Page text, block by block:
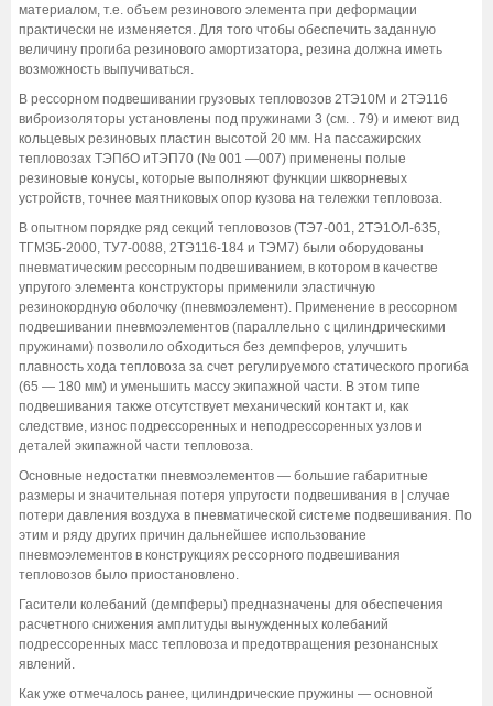
материалом, т.е. объем резинового элемента при деформации
практически не изменяется. Для того чтобы обеспечить заданную
величину прогиба резинового амортизатора, резина должна иметь
возможность выпучиваться.
В рессорном подвешивании грузовых тепловозов 2ТЭ10М и 2ТЭ116
виброизоляторы установлены под пружинами 3 (см. . 79) и имеют вид
кольцевых резиновых пластин высотой 20 мм. На пассажирских
тепловозах ТЭПбО иТЭП70 (№ 001 —007) применены полые
резиновые конусы, которые выполняют функции шкворневых
устройств, точнее маятниковых опор кузова на тележки тепловоза.
В опытном порядке ряд секций тепловозов (ТЭ7-001, 2ТЭ1ОЛ-635,
ТГМЗБ-2000, ТУ7-0088, 2ТЭ116-184 и ТЭМ7) были оборудованы
пневматическим рессорным подвешиванием, в котором в качестве
упругого элемента конструкторы применили эластичную
резинокордную оболочку (пневмоэлемент). Применение в рессорном
подвешивании пневмоэлементов (параллельно с цилиндрическими
пружинами) позволило обходиться без демпферов, улучшить
плавность хода тепловоза за счет регулируемого статического прогиба
(65 — 180 мм) и уменьшить массу экипажной части. В этом типе
подвешивания также отсутствует механический контакт и, как
следствие, износ подрессоренных и неподрессоренных узлов и
деталей экипажной части тепловоза.
Основные недостатки пневмоэлементов — большие габаритные
размеры и значительная потеря упругости подвешивания в | случае
потери давления воздуха в пневматической системе подвешивания. По
этим и ряду других причин дальнейшее использование
пневмоэлементов в конструкциях рессорного подвешивания
тепловозов было приостановлено.
Гасители колебаний (демпферы) предназначены для обеспечения
расчетного снижения амплитуды вынужденных колебаний
подрессоренных масс тепловоза и предотвращения резонансных
явлений.
Как уже отмечалось ранее, цилиндрические пружины — основной